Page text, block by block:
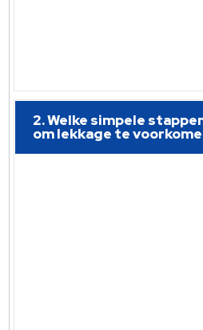
2. Welke simpele
om lekkage te